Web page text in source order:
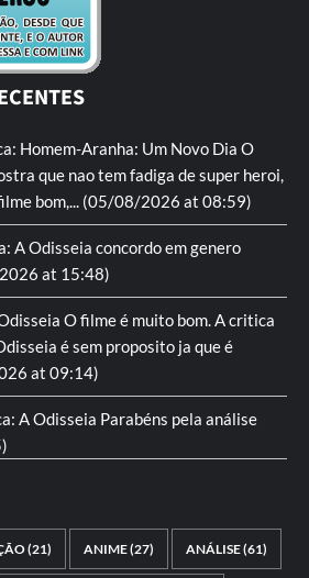
Homem-Aranha: Um Novo Dia O
que nao tem fadiga de super heroi,
bom,... (05/08/2026 at 08:59)
A Odisseia concordo em genero
at 15:48)
O filme é muito bom. A critica
é sem proposito ja que é
at 09:14)
A Odisseia Parabéns pela análise
(21) ANIME(27) ANÁLISE(61)